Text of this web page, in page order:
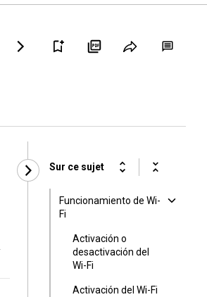
Sur ce sujet
Funcionamiento de Wi-
Fi
Activación o
desactivación del
Wi-Fi
Activación del Wi-Fi